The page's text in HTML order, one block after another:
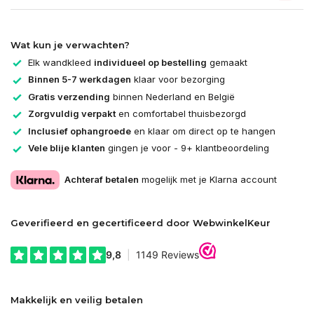
Wat kun je verwachten?
Elk wandkleed individueel op bestelling gemaakt
Binnen 5-7 werkdagen klaar voor bezorging
Gratis verzending binnen Nederland en België
Zorgvuldig verpakten comfortabel thuisbezorgd
Inclusief ophangroede en klaar om direct op te hangen
Vele blije klanten gingen je voor - 9+ klantbeoordeling
Achteraf betalen mogelijk met je Klarna account
Geverifieerd en gecertificeerd door WebwinkelKeur
Makkelijk en veilig betalen